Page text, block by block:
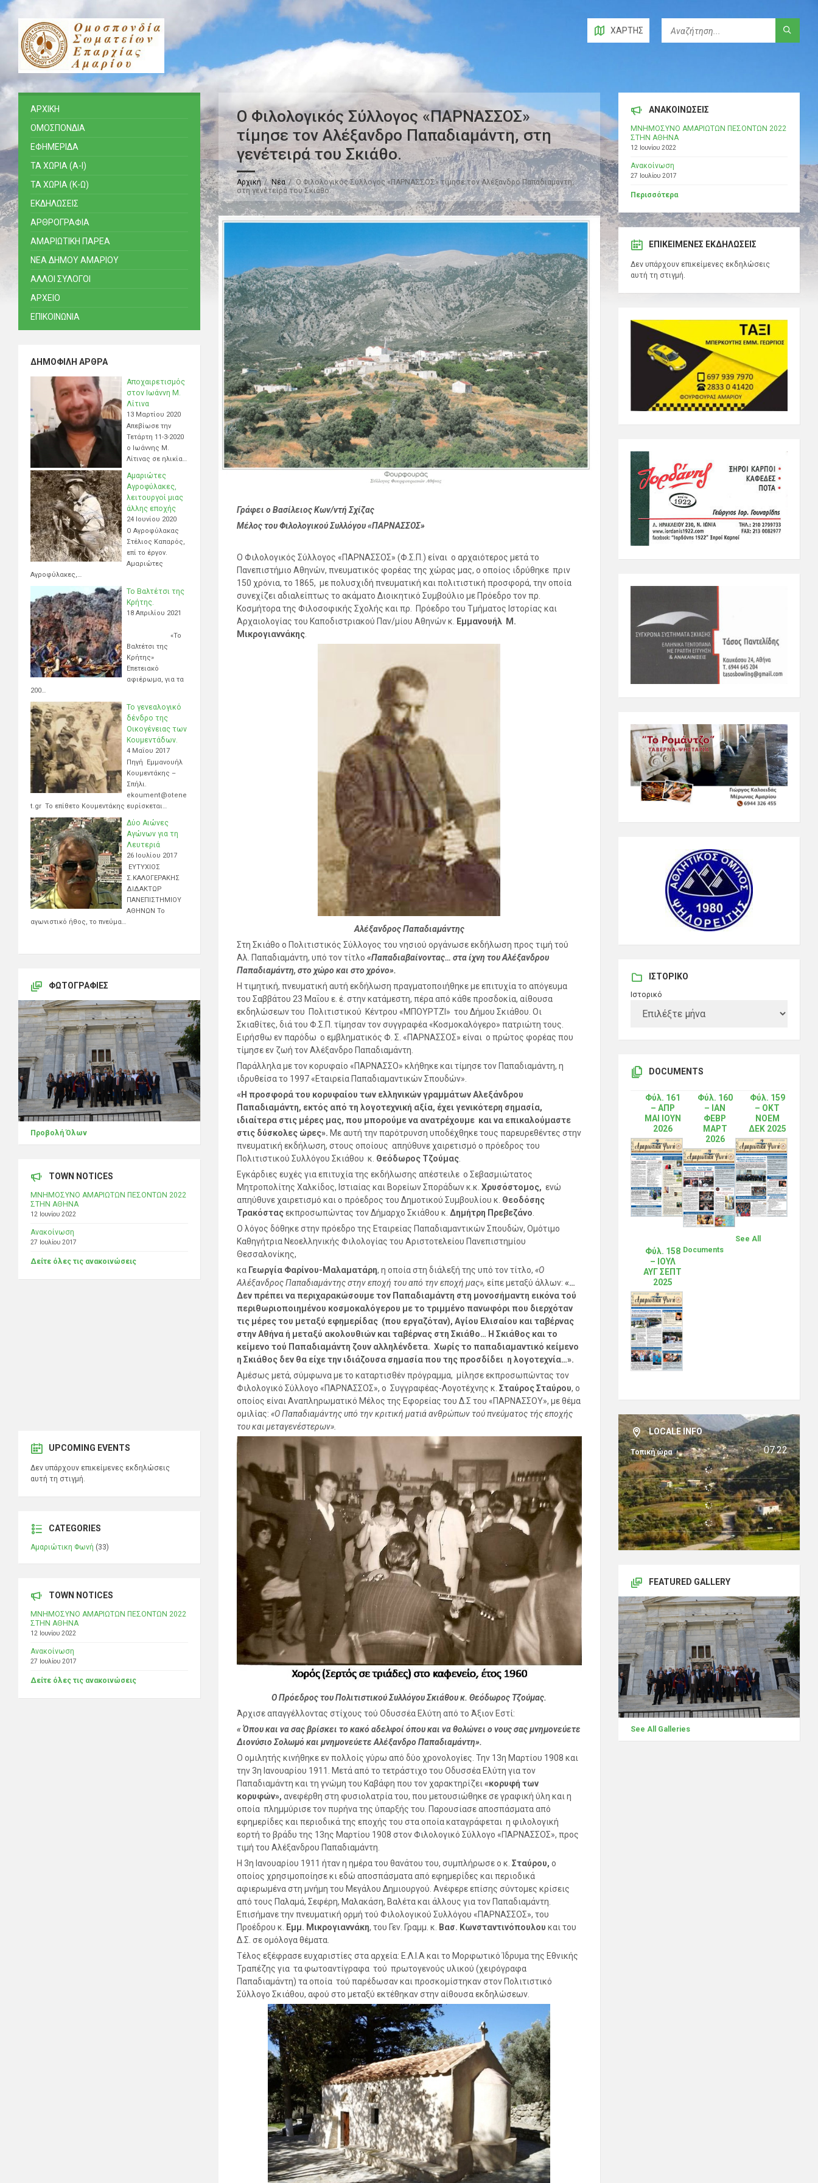
ΧΆΡΤΗΣ
Ο Φιλολογικός Σύλλογος «ΠΑΡΝΑΣΣΟΣ»
τίμησε τον Αλέξανδρο Παπαδιαμάντη, στη
γενέτειρά του Σκιάθο.
Αρχική Νέα
Ο Φιλολογικός Σύλλογος «ΠΑΡΝΑΣΣΟΣ» τίμησε τον Αλέξανδρο Παπαδιαμάντη,
στη γενέτειρά του Σκιάθο.
Γράφει ο Βασίλειος Κων/ντή Σχίζας
Μέλος του Φιλολογικού Συλλόγου «ΠΑΡΝΑΣΣΟΣ»
Ο Φιλολογικός Σύλλογος «ΠΑΡΝΑΣΣΟΣ» (Φ.Σ.Π.) είναι ο αρχαιότερος μετά το
Πανεπιστήμιο Αθηνών, πνευματικός φορέας της χώρας μας, ο οποίος ιδρύθηκε πριν
150 χρόνια, το 1865, με πολυσχιδή πνευματική και πολιτιστική προσφορά, την οποία
συνεχίζει αδιαλείπτως το ακάματο Διοικητικό Συμβούλιο με Πρόεδρο τον πρ.
Κοσμήτορα της Φιλοσοφικής Σχολής και πρ. Πρόεδρο του Τμήματος Ιστορίας και
Αρχαιολογίας του Καποδιστριακού Παν/μίου Αθηνών κ.
Εμμανουήλ Μ.
Μικρογιαννάκης.
Αλέξανδρος Παπαδιαμάντης
Στη Σκιάθο ο Πολιτιστικός Σύλλογος του νησιού οργάνωσε εκδήλωση προς τιμή τού
Αλ. Παπαδιαμάντη, υπό τον τίτλο «Παπαδιαβαίνοντας… στα ίχνη του Αλέξανδρου
Παπαδιαμάντη, στο χώρο και στο χρόνο».
Η τιμητική, πνευματική αυτή εκδήλωση πραγματοποιήθηκε με επιτυχία το απόγευμα
του Σαββάτου 23 Μαΐου ε. έ. στην κατάμεστη, πέρα από κάθε προσδοκία, αίθουσα
εκδηλώσεων του Πολιτιστικού Κέντρου «ΜΠΟΥΡΤΖΙ» του Δήμου Σκιάθου. Οι
Σκιαθίτες, διά του Φ.Σ.Π. τίμησαν τον συγγραφέα «Κοσμοκαλόγερο» πατριώτη τους.
Ειρήσθω εν παρόδω ο εμβληματικός Φ. Σ. «ΠΑΡΝΑΣΣΟΣ» είναι ο πρώτος φορέας που
τίμησε εν ζωή τον Αλέξανδρο Παπαδιαμάντη.
Παράλληλα με τον κορυφαίο «ΠΑΡΝΑΣΣΟ» κλήθηκε και τίμησε τον Παπαδιαμάντη, η
ιδρυθείσα το 1997 «Εταιρεία Παπαδιαμαντικών Σπουδών».
«Η προσφορά του κορυφαίου των ελληνικών γραμμάτων Αλεξάνδρου
Παπαδιαμάντη, εκτός από τη λογοτεχνική αξία, έχει γενικότερη σημασία,
ιδιαίτερα στις μέρες μας, που μπορούμε να ανατρέχουμε και να επικαλούμαστε
στις δύσκολες ώρες». Με αυτή την παρότρυνση υποδέχθηκε τους παρευρεθέντες στην
πνευματική εκδήλωση, στους οποίους απηύθυνε χαιρετισμό ο πρόεδρος του
Πολιτιστικού Συλλόγου Σκιάθου κ. Θεόδωρος Τζούμας.
Εγκάρδιες ευχές για επιτυχία της εκδήλωσης απέστειλε ο Σεβασμιώτατος
Μητροπολίτης Χαλκίδος, Ιστιαίας και Βορείων Σποράδων κ.κ. Χρυσόστομος, ενώ
απηύθυνε χαιρετισμό και ο πρόεδρος του Δημοτικού Συμβουλίου κ. Θεοδόσης
Τρακόσταςεκπροσωπώντας τον Δήμαρχο Σκιάθου κ. Δημήτρη Πρεβεζάνο
Ο λόγος δόθηκε στην πρόεδρο της Εταιρείας Παπαδιαμαντικών Σπουδών, Ομότιμο
Καθηγήτρια Νεοελληνικής Φιλολογίας του Αριστοτελείου Πανεπιστημίου
Θεσσαλονίκης,
κα Γεωργία Φαρίνου-Μαλαματάρη, η οποία στη διάλεξή της υπό τον τίτλο, «Ο
Αλέξανδρος Παπαδιαμάντης στην εποχή του από την εποχή μας», είπε μεταξύ άλλων: «…
Δεν πρέπει να περιχαρακώσουμε τον Παπαδιαμάντη στη μονοσήμαντη εικόνα τού
περιθωριοποιημένου κοσμοκαλόγερου με το τριμμένο πανωφόρι που διερχόταν
τις μέρες του μεταξύ εφημερίδας (που εργαζόταν), Αγίου Ελισαίου και ταβέρνας
στην Αθήνα ή μεταξύ ακολουθιών και ταβέρνας στη Σκιάθο… Η Σκιάθος και το
κείμενο τού Παπαδιαμάντη ζουν αλληλένδετα. Χωρίς το παπαδιαμαντικό κείμενο
η Σκιάθος δεν θα είχε την ιδιάζουσα σημασία που της προσδίδει η λογοτεχνία…».
Αμέσως μετά, σύμφωνα με το καταρτισθέν πρόγραμμα, μίλησε εκπροσωπώντας τον
Φιλολογικό Σύλλογο «ΠΑΡΝΑΣΣΟΣ», ο Συγγραφέας-Λογοτέχνης κ. Σταύρος Σταύρου, ο
οποίος είναι Αναπληρωματικό Μέλος της Εφορείας του Δ.Σ του «ΠΑΡΝΑΣΣΟΥ», με θέμα
ομιλίας: «Ο Παπαδιαμάντης υπό την κριτική ματιά ανθρώπων τού πνεύματος τής εποχής
του και μεταγενέστερων».
Ο Πρόεδρος του Πολιτιστικού Συλλόγου Σκιάθου κ. Θεόδωρος Τζούμας.
Άρχισε απαγγέλλοντας στίχους τού Οδυσσέα Ελύτη από το Άξιον Εστί:
« Όπου και να σας βρίσκει το κακό αδελφοί όπου και να θολώνει ο νους σας μνημονεύετε
Διονύσιο Σολωμό και μνημονεύετε Αλέξανδρο Παπαδιαμάντη».
O ομιλητής κινήθηκε εν πολλοίς γύρω από δύο χρονολογίες. Την 13η Μαρτίου 1908 και
την 3η Ιανουαρίου 1911. Μετά από το τετράστιχο του Οδυσσέα Ελύτη για τον
Παπαδιαμάντη και τη γνώμη του Καβάφη που τον χαρακτηρίζει «κορυφή των
κορυφών», ανεφέρθη στη φυσιολατρία του, που μετουσιώθηκε σε γραφική ύλη και η
οποία πλημμύρισε τον πυρήνα της ύπαρξής του. Παρουσίασε αποσπάσματα από
εφημερίδες και περιοδικά της εποχής του στα οποία καταγράφεται η φιλολογική
εορτή το βράδυ της 13ης Μαρτίου 1908 στον Φιλολογικό Σύλλογο «ΠΑΡΝΑΣΣΟΣ», προς
τιμή του Αλέξανδρου Παπαδιαμάντη.
Η 3η Ιανουαρίου 1911 ήταν η ημέρα του θανάτου του, συμπλήρωσε ο κ. Σταύρου, ο
οποίος χρησιμοποίησε κι εδώ αποσπάσματα από εφημερίδες και περιοδικά
αφιερωμένα στη μνήμη του Μεγάλου Δημιουργού. Ανέφερε επίσης σύντομες κρίσεις
από τους Παλαμά, Σεφέρη, Μαλακάση, Βαλέτα και άλλους για τον Παπαδιαμάντη.
Επισήμανε την πνευματική ορμή τού Φιλολογικού Συλλόγου «ΠΑΡΝΑΣΣΟΣ», του
Προέδρου κ.
Εμμ. Μικρογιαννάκη, του Γεν. Γραμμ. κ. Βασ. Κωνσταντινόπουλου και του
Δ.Σ. σε ομόλογα θέματα.
Τέλος εξέφρασε ευχαριστίες στα αρχεία: Ε.Λ.Ι.Α και το Μορφωτικό Ίδρυμα της Εθνικής
Τραπέζης για τα φωτοαντίγραφα τού πρωτογενούς υλικού (χειρόγραφα
Παπαδιαμάντη) τα οποία τού παρέδωσαν και προσκομίστηκαν στον Πολιτιστικό
Σύλλογο Σκιάθου, αφού στο μεταξύ εκτέθηκαν στην αίθουσα εκδηλώσεων.
ΑΡΧΙΚΗ
ΟΜΟΣΠΟΝΔΙΑ
ΕΦΗΜΕΡΙΔΑ
ΤΑ ΧΩΡΙΑ (Α-Ι)
ΤΑ ΧΩΡΙΑ (Κ-Ω)
ΕΚΔΗΛΩΣΕΙΣ
ΑΡΘΡΟΓΡΑΦΙΑ
ΑΜΑΡΙΩΤΙΚΗ ΠΑΡΕΑ
ΝΕΑ ΔΗΜΟΥ ΑΜΑΡΙΟΥ
ΑΛΛΟΙ ΣΥΛΟΓΟΙ
ΑΡΧΕΙΟ
ΕΠΙΚΟΙΝΩΝΙΑ
ΔΗΜΟΦΙΛΉ ΆΡΘΡΑ
Αποχαιρετισμός
στον Ιωάννη Μ.
Λίτινα
13 Μαρτίου 2020
Απεβίωσε την
Τετάρτη 11-3-2020
ο Ιωάννης Μ.
Λίτινας σε ηλικία…
Αμαριώτες
Αγροφύλακες,
λειτουργοί μιας
άλλης εποχής
24 Ιουνίου 2020
Ο Αγροφύλακας
Στέλιος Καπαρός,
επί το έργον.
Αμαριώτες
Αγροφύλακες,…
Το Βαλτέτσι της
Κρήτης.
18 Απριλίου 2021
«Το
Βαλτέτσι της
Κρήτης»
Επετειακό
αφιέρωμα, για τα
200…
Το γενεαλογικό
δένδρο της
Οικογένειας των
Κουμεντάδων.
4 Μαΐου 2017
Πηγή Εμμανουήλ
Κουμεντάκης –
Σπήλι.
ekoument@otene
t.gr Το επίθετο Κουμεντάκης ευρίσκεται…
Δύο Αιώνες
Αγώνων για τη
Λευτεριά
26 Ιουλίου 2017
ΕΥΤΥΧΙΟΣ
Σ.ΚΑΛΟΓΕΡΑΚΗΣ
ΔΙΔΑΚΤΩΡ
ΠΑΝΕΠΙΣΤΗΜΙΟΥ
ΑΘΗΝΩΝ Το
αγωνιστικό ήθος, το πνεύμα…
ΦΩΤΟΓΡΑΦΊΕΣ
Προβολή Όλων
TOWN NOTICES
ΜΝΗΜΟΣΥΝΟ ΑΜΑΡΙΩΤΩΝ ΠΕΣΟΝΤΩΝ 2022
ΣΤΗΝ ΑΘΗΝΑ
12 Ιουνίου 2022
Ανακοίνωση
27 Ιουλίου 2017
Δείτε όλες τις ανακοινώσεις
UPCOMING EVENTS
Δεν υπάρχουν επικείμενες εκδηλώσεις
αυτή τη στιγμή.
CATEGORIES
Αμαριώτικη Φωνή (33)
TOWN NOTICES
ΜΝΗΜΟΣΥΝΟ ΑΜΑΡΙΩΤΩΝ ΠΕΣΟΝΤΩΝ 2022
ΣΤΗΝ ΑΘΗΝΑ
12 Ιουνίου 2022
Ανακοίνωση
27 Ιουλίου 2017
Δείτε όλες τις ανακοινώσεις
ΑΝΑΚΟΙΝΩΣΕΙΣ
ΜΝΗΜΟΣΥΝΟ ΑΜΑΡΙΩΤΩΝ ΠΕΣΟΝΤΩΝ 2022
ΣΤΗΝ ΑΘΗΝΑ
12 Ιουνίου 2022
Ανακοίνωση
27 Ιουλίου 2017
Περισσότερα
ΕΠΙΚΕΊΜΕΝΕΣ ΕΚΔΗΛΏΣΕΙΣ
Δεν υπάρχουν επικείμενες εκδηλώσεις
αυτή τη στιγμή.
ΙΣΤΟΡΙΚΌ
Ιστορικό
DOCUMENTS
Φύλ. 161
– ΑΠΡ
ΜΑΙ ΙΟΥΝ
2026
Φύλ. 160
– ΙΑΝ
ΦΕΒΡ
ΜΑΡΤ
2026
Φύλ. 159
– ΟΚΤ
ΝΟΕΜ
ΔΕΚ 2025
Φύλ. 158
– ΙΟΥΛ
ΑΥΓ ΣΕΠΤ
2025
See All
Documents
LOCALE INFO
Τοπική ώρα 07:22
FEATURED GALLERY
See All Galleries